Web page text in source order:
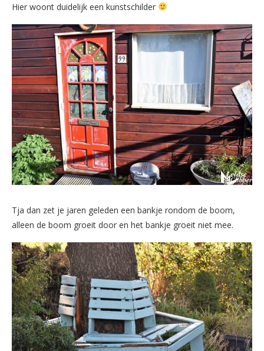
Hier woont duidelijk een kunstschilder
Tja dan zet je jaren geleden een bankje rondom de boom,
alleen de boom groeit door en het bankje groeit niet mee.